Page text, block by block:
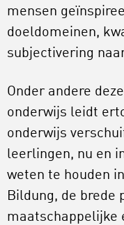
mensen
doeldomeinen,
subjectivering
Onder andere
onderwijs leidt
onderwijs
leerlingen, nu en
weten te houden
Bildung, de brede
maatschappelijke